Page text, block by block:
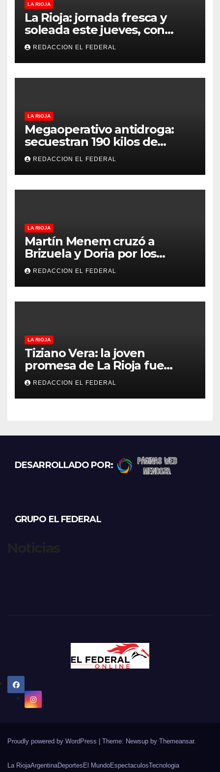
LA RIOJA
La Rioja: jornada fresca y
soleada este jueves, con
temperaturas estables para
el viernes
REDACCION EL FEDERAL
LA RIOJA
Megaoperativo antidroga:
secuestran 190 kilos de
marihuana que tenían como
destino La Rioja y Catamarca
REDACCION EL FEDERAL
LA RIOJA
Martín Menem cruzó a
Brizuela y Doria por los
incendios en Guanchín:
“Miente descaradamente”
REDACCION EL FEDERAL
LA RIOJA
Tiziano Vera: la joven
promesa de La Rioja fue
convocado a la Selección
Argentina sub-15
REDACCION EL FEDERAL
DESARROLLADO POR:
GRUPO EL FEDERAL
Proudly powered by WordPress Theme: Newsup by Themeansar.
La RiojaArgentinaDeportesEl MundoEspectaculosTecnologia